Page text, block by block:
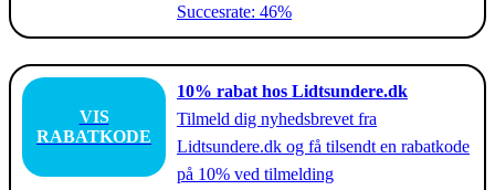
Succesrate: 46%
VIS
RABATKODE
10% rabat hos Lidtsundere.dk
Tilmeld dig nyhedsbrevet fra
Lidtsundere.dk og få tilsendt en rabatkode
på 10% ved tilmelding